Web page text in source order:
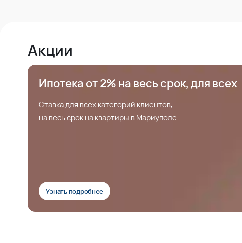
Акции
Ипотека от 2% на весь срок, для всех
Ставка для всех категорий клиентов,
на весь срок на квартиры в Мариуполе
Узнать подробнее